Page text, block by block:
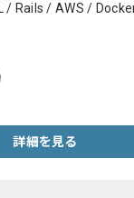
Rails / AWS /
詳細を見る